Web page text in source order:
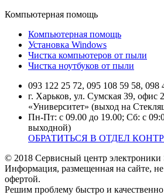
Компьютерная помощь
Компьютерная помощь
Установка Windows
Чистка компьютеров от пыли
Чистка ноутбуков от пыли
093 122 25 72, 095 108 59 58, 098
г. Харьков, ул. Сумская 39, офис
«Университет» (выход на
Пн-Пт: с 09.00 до 19.00; Сб: с
выходной)
ОБРАТИТЬСЯ В ОТДЕЛ
© 2018 Сервисный центр электроники
Информация, размещенная на сайте,
офертой.
Решим проблему быстро и